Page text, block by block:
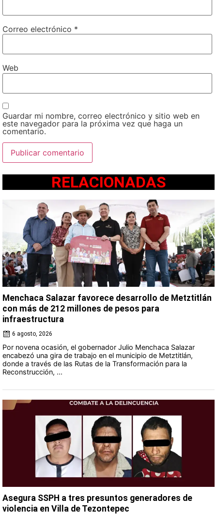
Correo electrónico *
Web
Guardar mi nombre, correo electrónico y sitio web en
este navegador para la próxima vez que haga un
comentario.
RELACIONADAS
Menchaca Salazar favorece desarrollo de Metztitlán
con más de 212 millones de pesos para
infraestructura
6 agosto, 2026
Por novena ocasión, el gobernador Julio Menchaca Salazar
encabezó una gira de trabajo en el municipio de Metztitlán,
donde a través de las Rutas de la Transformación para la
Reconstrucción, ...
Asegura SSPH a tres presuntos generadores de
violencia en Villa de Tezontepec